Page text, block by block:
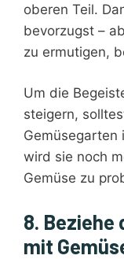
oberen Teil.
bevorzugst –
zu ermutigen,
Um die
steigern,
Gemüsegarten
wird sie noch
Gemüse zu
8. Beziehe
mit